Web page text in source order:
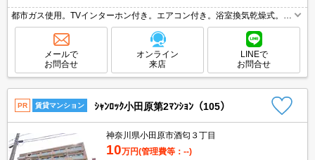
都市ガス使用。TVインターホン付き。エアコン付き。浴室換気乾燥式。小
型犬1匹又は猫1匹迄飼育可。ペット飼育の場合、敷金1ヵ月分増。システ
ムキッチン。追い焚き付き。シャワー付独立洗面台。
メールで
お問合せ
オンライン
来店
LINEで
お問合せ
PR 賃貸マンション ｼｬﾝﾛｯｸ小田原第2ﾏﾝｼｮﾝ（105）
神奈川県小田原市酒匂３丁目
10万円(管理費等：--)